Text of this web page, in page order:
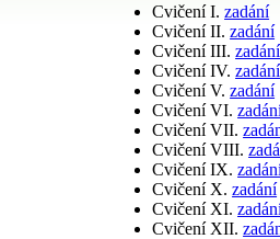
Cvičení I.zadání
Cvičení II.zadání
Cvičení III.zadání
Cvičení IV.zadání
Cvičení V.zadání
Cvičení VI.
Cvičení VII.
Cvičení VIII.
Cvičení IX.
Cvičení X.zadání
Cvičení XI.
Cvičení XII.